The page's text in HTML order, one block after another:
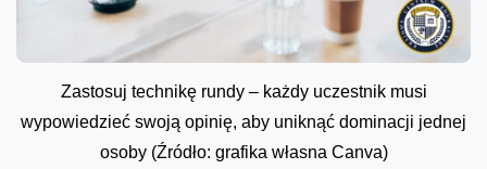
Zastosuj technikę rundy – każdy uczestnik musi
wypowiedzieć swoją opinię, aby uniknąć dominacji jednej
osoby (Źródło: grafika własna Canva)